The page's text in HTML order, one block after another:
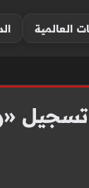
العالمية